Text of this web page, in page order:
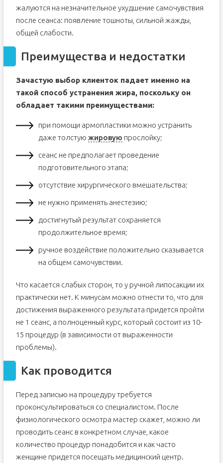
жалуются на незначительное ухудшение самочувствия
после сеанса: появление тошноты, сильной жажды,
общей слабости.
Преимущества и недостатки
Зачастую выбор клиенток падает именно на
такой способ устранения жира, поскольку он
обладает такими преимуществами:
при помощи армопластики можно устранить
даже толстую жировую прослойку;
сеанс не предполагает проведение
подготовительного этапа;
отсутствие хирургического вмешательства;
не нужно применять анестезию;
достигнутый результат сохраняется
продолжительное время;
ручное воздействие положительно сказывается
на общем самочувствии.
Что касается слабых сторон, то у ручной липосакции их
практически нет. К минусам можно отнести то, что для
достижения выраженного результата придется пройти
не 1 сеанс, а полноценный курс, который состоит из 10-
15 процедур (в зависимости от выраженности
проблемы).
Как проводится
Перед записью на процедуру требуется
проконсультироваться со специалистом. После
физиологического осмотра мастер скажет, можно ли
проводить сеанс в конкретном случае, какое
количество процедур понадобится и как часто
женщине придется посещать медицинский центр.